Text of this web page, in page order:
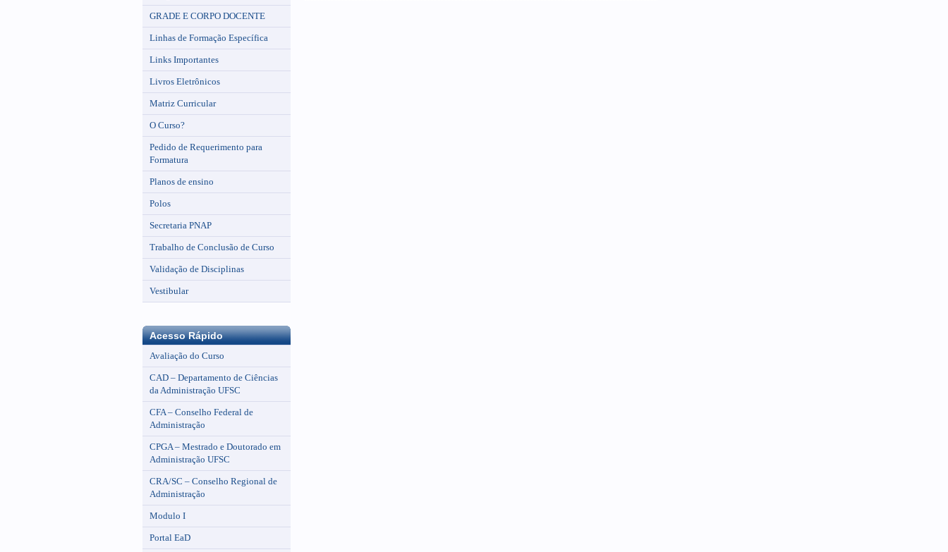
GRADE E CORPO DOCENTE
Linhas de Formação Específica
Links Importantes
Livros Eletrônicos
Matriz Curricular
O Curso?
Pedido de Requerimento para
Formatura
Planos de ensino
Polos
Secretaria PNAP
Trabalho de Conclusão de Curso
Validação de Disciplinas
Vestibular
Acesso Rápido
Avaliação do Curso
CAD – Departamento de Ciências
da Administração UFSC
CFA – Conselho Federal de
Administração
CPGA – Mestrado e Doutorado em
Administração UFSC
CRA/SC – Conselho Regional de
Administração
Modulo I
Portal EaD